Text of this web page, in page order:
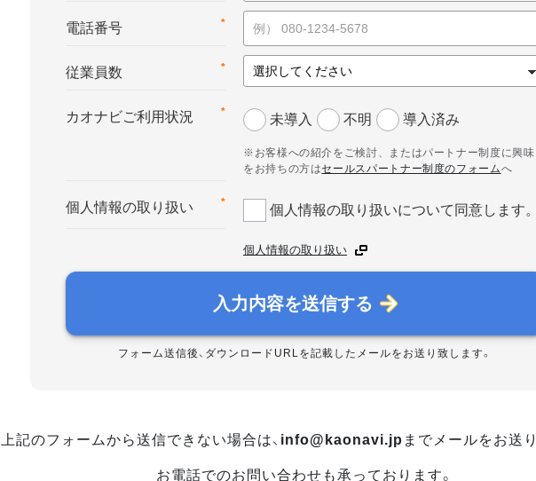
*
電話番号
*
従業員数
*
カオナビご利用状況 未導入 不明 導入済み
※お客様への紹介をご検討、またはパートナー制度に興味
をお持ちの方はセールスパートナー制度のフォームへ
*
個人情報の取り扱い 個人情報の取り扱いについて同意します。
個人情報の取り扱い
入力内容を送信する
フォーム送信後、ダウンロードURLを記載したメールをお送り致します。
上記のフォームから送信できない場合は、 info@kaonavi.jp までメールをお送
お電話でのお問い合わせも承っております。